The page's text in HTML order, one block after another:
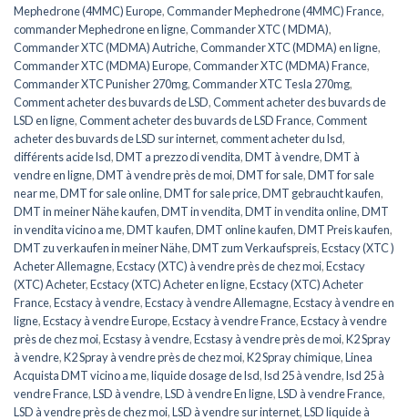
Mephedrone (4MMC) Europe,Commander Mephedrone (4MMC) France,
commander Mephedrone en ligne,Commander XTC ( MDMA),
Commander XTC (MDMA) Autriche,Commander XTC (MDMA) en ligne,
Commander XTC (MDMA) Europe,Commander XTC (MDMA) France,
Commander XTC Punisher 270mg,Commander XTC Tesla 270mg,
Comment acheter des buvards de LSD,Comment acheter des buvards de
LSD en ligne,Comment acheter des buvards de LSD France,Comment
acheter des buvards de LSD sur internet,comment acheter du lsd,
différents acide lsd,DMT a prezzo di vendita,DMT à vendre,DMT à
vendre en ligne,DMT à vendre près de moi,DMT for sale,DMT for sale
near me,DMT for sale online,DMT for sale price,DMT gebraucht kaufen,
DMT in meiner Nähe kaufen,DMT in vendita,DMT in vendita online,DMT
in vendita vicino a me,DMT kaufen,DMT online kaufen,DMT Preis kaufen,
DMT zu verkaufen in meiner Nähe,DMT zum Verkaufspreis,Ecstacy (XTC )
Acheter Allemagne,Ecstacy (XTC) à vendre près de chez moi,Ecstacy
(XTC) Acheter,Ecstacy (XTC) Acheter en ligne,Ecstacy (XTC) Acheter
France,Ecstacy à vendre,Ecstacy à vendre Allemagne,Ecstacy à vendre en
ligne,Ecstacy à vendre Europe,Ecstacy à vendre France,Ecstacy à vendre
près de chez moi,Ecstasy à vendre,Ecstasy à vendre près de moi,K2 Spray
à vendre,K2 Spray à vendre près de chez moi,K2 Spray chimique,Linea
Acquista DMT vicino a me,liquide dosage de lsd,lsd 25 à vendre,lsd 25 à
vendre France,LSD à vendre,LSD à vendre En ligne,LSD à vendre France,
LSD à vendre près de chez moi,LSD à vendre sur internet,LSD liquide à